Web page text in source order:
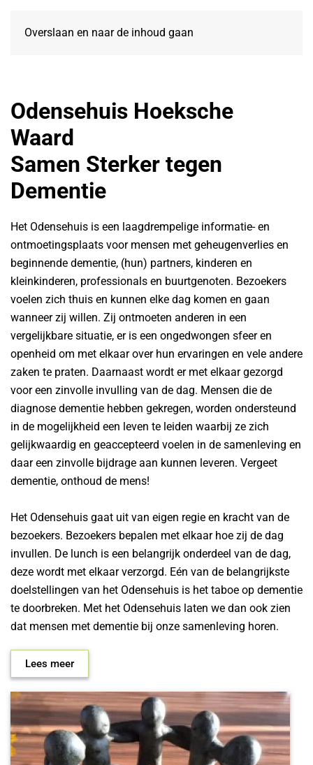
Overslaan en naar de inhoud gaan
Odensehuis Hoeksche
Waard
Samen Sterker tegen
Dementie
Het Odensehuis is een laagdrempelige informatie- en
ontmoetingsplaats voor mensen met geheugenverlies en
beginnende dementie, (hun) partners, kinderen en
kleinkinderen, professionals en buurtgenoten. Bezoekers
voelen zich thuis en kunnen elke dag komen en gaan
wanneer zij willen. Zij ontmoeten anderen in een
vergelijkbare situatie, er is een ongedwongen sfeer en
openheid om met elkaar over hun ervaringen en vele andere
zaken te praten. Daarnaast wordt er met elkaar gezorgd
voor een zinvolle invulling van de dag. Mensen die de
diagnose dementie hebben gekregen, worden ondersteund
in de mogelijkheid een leven te leiden waarbij ze zich
gelijkwaardig en geaccepteerd voelen in de samenleving en
daar een zinvolle bijdrage aan kunnen leveren. Vergeet
dementie, onthoud de mens!
Het Odensehuis gaat uit van eigen regie en kracht van de
bezoekers. Bezoekers bepalen met elkaar hoe zij de dag
invullen. De lunch is een belangrijk onderdeel van de dag,
deze wordt met elkaar verzorgd. Eén van de belangrijkste
doelstellingen van het Odensehuis is het taboe op dementie
te doorbreken. Met het Odensehuis laten we dan ook zien
dat mensen met dementie bij onze samenleving horen.
Lees meer